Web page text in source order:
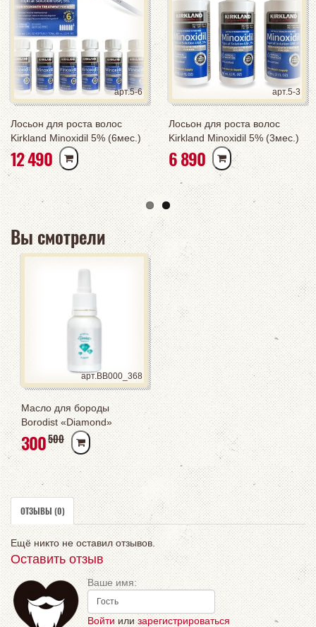
арт.5-6
Лосьон для роста волос
Kirkland Minoxidil 5% (6мес.)
полный курс
12 490РУБ
арт.5-3
Лосьон для роста волос
Kirkland Minoxidil 5% (3мес.)
курс
6 890РУБ
Вы смотрели
арт.BB000_368
Масло для бороды
Borodist «Diamond»
300РУБ
500РУБ
ОТЗЫВЫ (0)
Ещё никто не оставил отзывов.
Оставить отзыв
Ваше имя:
Войтиилизарегистрироваться